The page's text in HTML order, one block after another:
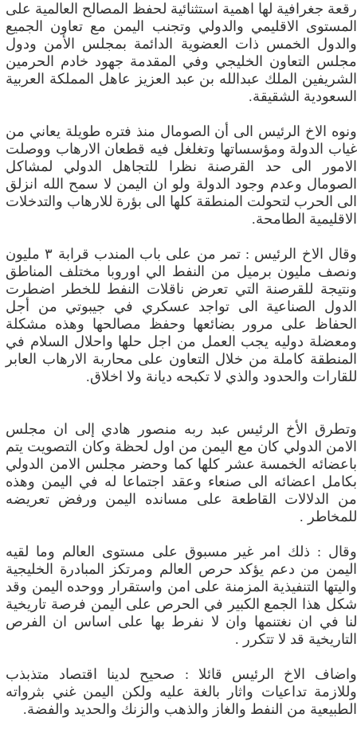
رقعة جغرافية لها اهمية استثنائية لحفظ المصالح العالمية على
المستوى الاقليمي والدولي وتجنب اليمن مع تعاون الجميع
والدول الخمس ذات العضوية الدائمة بمجلس الأمن ودول
مجلس التعاون الخليجي وفي المقدمة جهود خادم الحرمين
الشريفين الملك عبدالله بن عبد العزيز عاهل المملكة العربية
السعودية الشقيقة.
ونوه الاخ الرئيس الى أن الصومال منذ فتره طويلة يعاني من
غياب الدولة ومؤسساتها وتغلغل فيه قطعان الارهاب ووصلت
الامور الى حد القرصنة نظرا للتجاهل الدولي لمشاكل
الصومال وعدم وجود الدولة ولو ان اليمن لا سمح الله انزلق
الى الحرب لتحولت المنطقة كلها الى بؤرة للارهاب والتدخلات
الاقليمية الطامحة.
وقال الاخ الرئيس : تمر من على باب المندب قرابة ٣ مليون
ونصف مليون برميل من النفط الي اوروبا مختلف المناطق
ونتيجة للقرصنة التي تعرض ناقلات النفط للخطر اضطرت
الدول الصناعية الى تواجد عسكري في جيبوتي من أجل
الحفاظ على مرور بضائعها وحفظ مصالحها وهذه مشكلة
ومعضلة دوليه يجب العمل من اجل حلها واحلال السلام في
المنطقة كاملة من خلال التعاون على محاربة الارهاب العابر
للقارات والحدود والذي لا تكبحه ديانة ولا اخلاق.
وتطرق الأخ الرئيس عبد ربه منصور هادي إلى ان مجلس
الامن الدولي كان مع اليمن من اول لحظة وكان التصويت يتم
باعضائه الخمسة عشر كلها كما وحضر مجلس الامن الدولي
بكامل اعضائه الى صنعاء وعقد اجتماعا له في اليمن وهذه
من الدلالات القاطعة على مسانده اليمن ورفض تعريضه
للمخاطر .
وقال : ذلك امر غير مسبوق على مستوى العالم وما لقيه
اليمن من دعم يؤكد حرص العالم ومرتكز المبادرة الخليجية
واليتها التنفيذية المزمنة على امن واستقرار ووحده اليمن وقد
شكل هذا الجمع الكبير في الحرص على اليمن فرصة تاريخية
لنا في ان نغتنمها وان لا نفرط بها على اساس ان الفرص
التاريخية قد لا تتكرر .
واضاف الاخ الرئيس قائلا : صحيح لدينا اقتصاد متذبذب
وللازمة تداعيات واثار بالغة عليه ولكن اليمن غني بثرواته
الطبيعية من النفط والغاز والذهب والزنك والحديد والفضة.